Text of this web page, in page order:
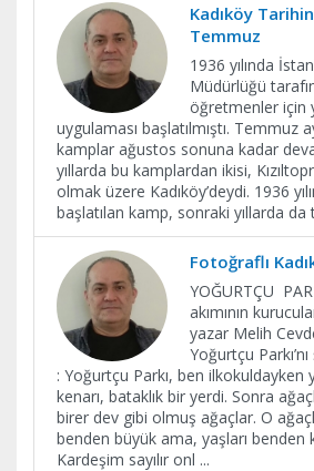
Kadıköy
Temmuz
1936 yılında
Müdürlüğü
öğretmenler için
uygulaması başlatılmıştı. Temmuz
kamplar ağustos sonuna kadar
yıllarda bu kamplardan ikisi,
olmak üzere Kadıköy’deydi. 1936
başlatılan kamp, sonraki yıllarda
Fotoğraflı
YOĞURTÇU
akımının
yazar Melih
Yoğurtçu
: Yoğurtçu Parkı, ben ilkokuldayken
kenarı, bataklık bir yerdi. Sonra
birer dev gibi olmuş ağaçlar. O
benden büyük ama, yaşları benden
Kardeşim sayılır onl ...